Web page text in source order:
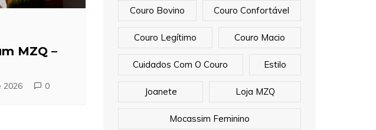
MZQ –
2026 0
Couro Bovino Couro Confortável
Couro Legítimo Couro Macio
Cuidados Com O Couro Estilo
Joanete Loja MZQ
Mocassim Feminino